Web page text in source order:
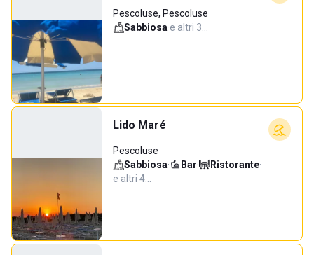
Pescoluse, Pescoluse
Sabbiosa·e altri 3…
Lido Maré
Pescoluse
Sabbiosa· Bar· Ristorante·
e altri 4…